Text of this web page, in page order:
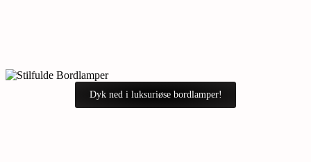
Dyk ned i luksuriøse bordlamper!